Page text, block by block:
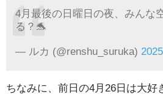
4月最後の日曜日の夜、みんな
る？🐬
— ルカ (@renshu_suruka)
ちなみに、前日の4月26日は大好